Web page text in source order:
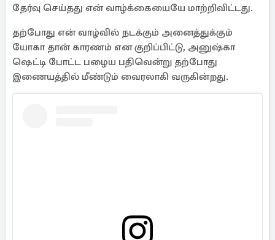
தேர்வு செய்தது என் வாழ்க்கையையே மாற்றிவிட்டது.
தற்போது என் வாழ்வில் நடக்கும் அனைத்துக்கும்
யோகா தான் காரணம் என குறிப்பிட்டு, அனுஷ்கா
ஷெட்டி போட்ட பழைய பதிவென்று தற்போது
இணையத்தில் மீண்டும் வைரலாகி வருகின்றது.